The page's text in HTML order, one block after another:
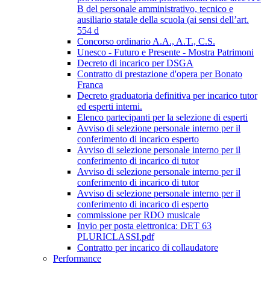
B del personale amministrativo, tecnico e
ausiliario statale della scuola (ai sensi dell’art.
554 d
Concorso ordinario A.A., A.T., C.S.
Unesco - Futuro e Presente - Mostra Patrimoni
Decreto di incarico per DSGA
Contratto di prestazione d'opera per Bonato
Franca
Decreto graduatoria definitiva per incarico tutor
ed esperti interni.
Elenco partecipanti per la selezione di esperti
Avviso di selezione personale interno per il
conferimento di incarico esperto
Avviso di selezione personale interno per il
conferimento di incarico di tutor
Avviso di selezione personale interno per il
conferimento di incarico di tutor
Avviso di selezione personale interno per il
conferimento di incarico di esperto
commissione per RDO musicale
Invio per posta elettronica: DET 63
PLURICLASSI.pdf
Contratto per incarico di collaudatore
Performance